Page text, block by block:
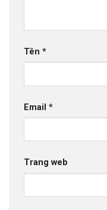
Tên *
Email *
Trang web